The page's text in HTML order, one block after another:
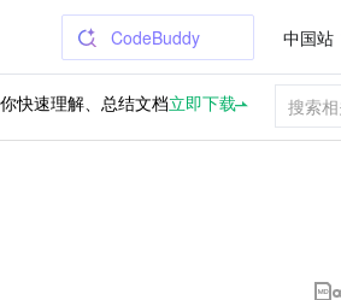
CodeBuddy 中国站
快速理解、总结文档立即下载